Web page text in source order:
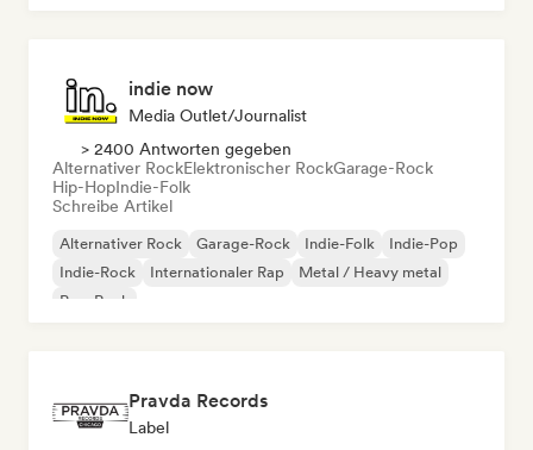
indie now
Media Outlet/Journalist
> 2400 Antworten gegeben
Alternativer RockElektronischer RockGarage-Rock
Hip-HopIndie-Folk
Schreibe Artikel
Alternativer Rock Garage-Rock Indie-Folk
Indie-Pop
Indie-Rock
Internationaler Rap
Metal / Heavy metal
Pop-Rock
Pravda Records
Label